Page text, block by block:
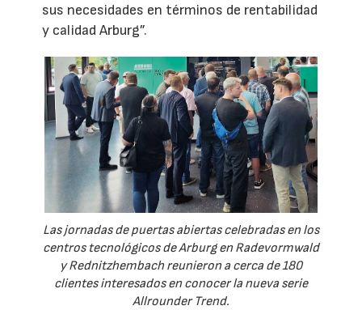
sus necesidades en términos de rentabilidad
y calidad Arburg”.
Las jornadas de puertas abiertas celebradas en los
centros tecnológicos de Arburg en Radevormwald
y Rednitzhembach reunieron a cerca de 180
clientes interesados en conocer la nueva serie
Allrounder Trend.